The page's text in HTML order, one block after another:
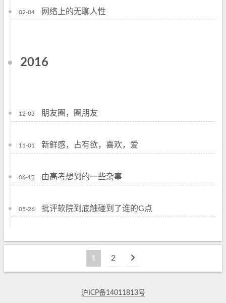
02-04 网络上的无聊人性
2016
12-03 朋友圈，圈朋友
11-01 新鲜感，占有欲，喜欢，爱
06-13 由高考想到的一些杂事
05-26 批评软院到底触碰到了谁的G点
1 2
沪ICP备14011813号